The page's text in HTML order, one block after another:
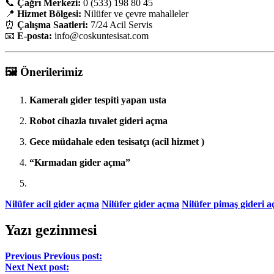
📞 Çağrı Merkezi: 0 (533) 198 80 45
📍 Hizmet Bölgesi: Nilüfer ve çevre mahalleler
⏰ Çalışma Saatleri: 7/24 Acil Servis
📧 E-posta: info@coskuntesisat.com
🖼️ Önerilerimiz
Kameralı gider tespiti yapan usta
Robot cihazla tuvalet gideri açma
Gece müdahale eden tesisatçı (acil hizmet )
“Kırmadan gider açma”
Nilüfer acil gider açma Nilüfer gider açma Nilüfer pimaş gideri
Yazı gezinmesi
Previous Previous post:
Next Next post: